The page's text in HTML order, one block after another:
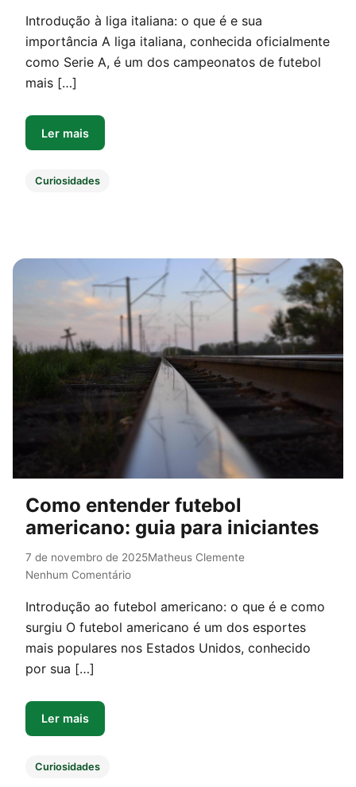
Introdução à liga italiana: o que é e sua
importância A liga italiana, conhecida oficialmente
como Serie A, é um dos campeonatos de futebol
mais […]
Ler mais
Curiosidades
Como entender futebol
americano: guia para iniciantes
7 de novembro de 2025Matheus Clemente
Nenhum Comentário
Introdução ao futebol americano: o que é e como
surgiu O futebol americano é um dos esportes
mais populares nos Estados Unidos, conhecido
por sua […]
Ler mais
Curiosidades